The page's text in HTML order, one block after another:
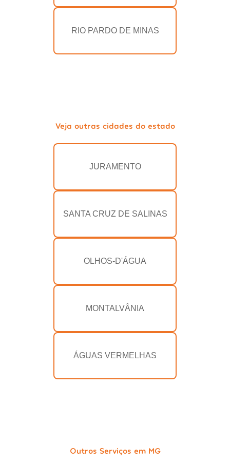
RIO PARDO DE MINAS
Veja outras cidades do estado
JURAMENTO
SANTA CRUZ DE SALINAS
OLHOS-D'ÁGUA
MONTALVÂNIA
ÁGUAS VERMELHAS
Outros Serviços em MG